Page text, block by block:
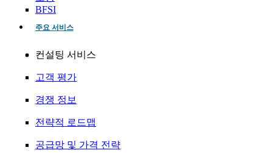
BFSI
주요 서비스
컨설팅 서비스
고객 평가
경쟁 정보
전략적 로드맵
공급망 및 가격 전략